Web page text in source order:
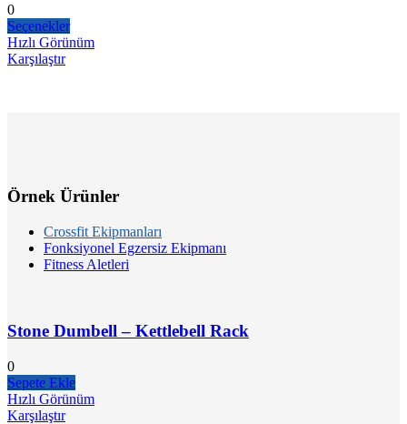
0
Seçenekler
Hızlı Görünüm
Karşılaştır
Örnek Ürünler
Crossfit Ekipmanları
Fonksiyonel Egzersiz Ekipmanı
Fitness Aletleri
Stone Dumbell – Kettlebell Rack
0
Sepete Ekle
Hızlı Görünüm
Karşılaştır